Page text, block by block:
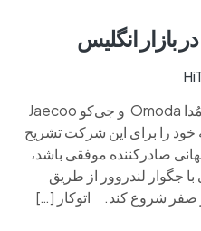
بازار انگلیس
خود را برای این شرکت تشریح
صادرکننده موفقی باشد،
با جگوار لندروور از طریق
صفر شروع کند. اتوکار […]